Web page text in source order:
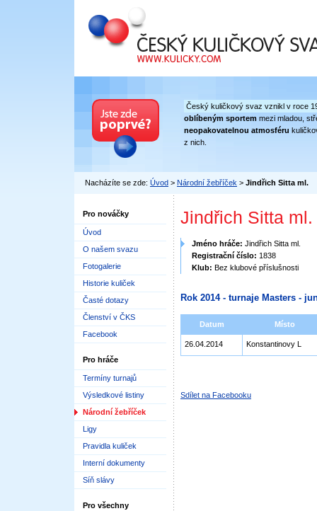
Český kuličkový svaz
Český kuličkový svaz vznikl v roce
oblíbeným sportem mezi mladou,
neopakovatelnou atmosféru
z nich.
Nacházíte se zde: Úvod > Národní žebříček > Jindřich Sitta ml.
Pro nováčky
Úvod
O našem svazu
Fotogalerie
Historie kuliček
Časté dotazy
Členství v ČKS
Facebook
Pro hráče
Termíny turnajů
Výsledkové listiny
Národní žebříček
Ligy
Pravidla kuliček
Interní dokumenty
Síň slávy
Pro všechny
Jindřich Sitta ml.
Jméno hráče: Jindřich Sitta ml.
Registrační číslo: 1838
Klub: Bez klubové příslušnosti
Rok 2014 - turnaje Masters -
Datum Místo
26.04.2014 Konstantinovy L
Sdílet na Facebooku